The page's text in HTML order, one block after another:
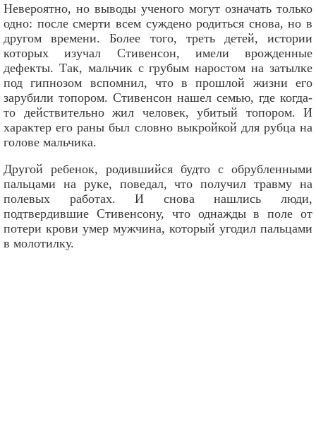
Невероятно, но выводы ученого могут означать только
одно: после смерти всем суждено родиться снова, но в
другом времени. Более того, треть детей, истории
которых изучал Стивенсон, имели врожденные
дефекты. Так, мальчик с грубым наростом на затылке
под гипнозом вспомнил, что в прошлой жизни его
зарубили топором. Стивенсон нашел семью, где когда-
то действительно жил человек, убитый топором. И
характер его раны был словно выкройкой для рубца на
голове мальчика.
Другой ребенок, родившийся будто с обрубленными
пальцами на руке, поведал, что получил травму на
полевых работах. И снова нашлись люди,
подтвердившие Стивенсону, что однажды в поле от
потери крови умер мужчина, который угодил пальцами
в молотилку.